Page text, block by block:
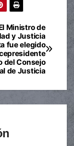
Ministro de
y Justicia
fue elegido
del Consejo
de Justicia